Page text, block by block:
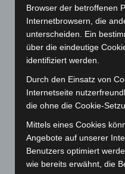
November 2024(94)
Oktober 2024
(93)
September 2024(112)
August 2024 (107)
Juli 2024(89)
Juni 2024
(107)
April 2024(102)
März 2024(103)
Februar 2024
Browser der betroffenen
Internetbrowsern, die
unterscheiden. Ein
über die eindeutige
identifiziert werden.
Durch den Einsatz von
Internetseite
die ohne die Cookie-
Mittels eines Cookies
Angebote auf unserer
Benutzers optimiert
wie bereits erwähnt, die